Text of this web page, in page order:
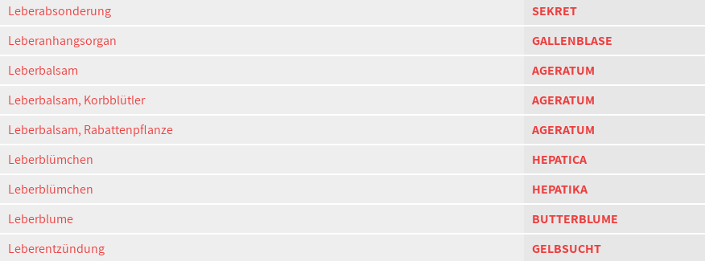
Leberabsonderung
SEKRET
Leberanhangsorgan
GALLENBLASE
Leberbalsam
AGERATUM
Leberbalsam, Korbblütler
AGERATUM
Leberbalsam, Rabattenpflanze
AGERATUM
Leberblümchen
HEPATICA
Leberblümchen
HEPATIKA
Leberblume
BUTTERBLUME
Leberentzündung
GELBSUCHT